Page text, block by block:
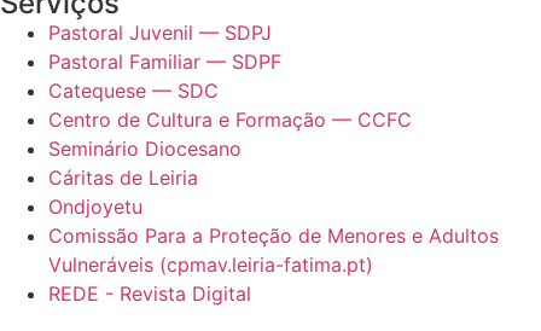
Pastoral Juvenil — SDPJ
Pastoral Familiar — SDPF
Catequese — SDC
Centro de Cultura e Formação — CCFC
Seminário Diocesano
Cáritas de Leiria
Ondjoyetu
Comissão Para a Proteção de Menores e Adultos
Vulneráveis (cpmav.leiria-fatima.pt)
REDE - Revista Digital